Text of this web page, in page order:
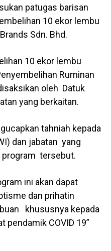
patugas barisan
10 ekor lembu
Sdn. Bhd.
10 ekor lembu
Ruminan
oleh Datuk
yang berkaitan.
tahniah kepada
dan jabatan yang
program tersebut.
ini akan dapat
dan prihatin
khususnya kepada
pendamik COVID 19”